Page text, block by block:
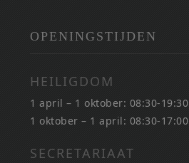
OPENINGSTIJDEN
HEILIGDOM
1 april – 1 oktober: 08:30-19:30
1 oktober – 1 april: 08:30-17:00
SECRETARIAAT